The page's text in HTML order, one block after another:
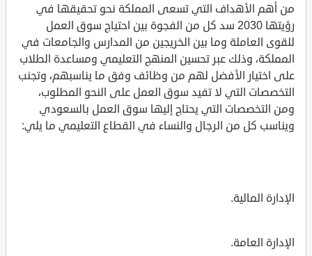
من أهم الأهداف التي تسعى المملكة نحو تحقيقها في
رؤيتها 2030 سد كل من الفجوة بين احتياج سوق العمل
للقوى العاملة وما بين الخريجين من المدارس والجامعات في
المملكة، وذلك عبر تحسين المنهج التعليمي ومساعدة الطلاب
على اختيار الأفضل لهم من وظائف وفق ما يناسبهم، وتجنب
التخصصات التي لا تفيد سوق العمل على النحو المطلوب،
ومن التخصصات التي يحتاج إليها سوق العمل بالسعودي
ويناسب كل من الرجال والنساء في القطاع التعليمي ما يلي:
الإدارة المالية.
الإدارة العامة.